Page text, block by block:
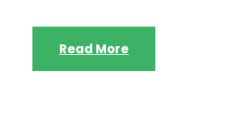
Read More